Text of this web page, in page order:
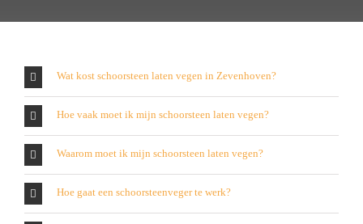
Wat kost schoorsteen laten vegen in Zevenhoven?
Hoe vaak moet ik mijn schoorsteen laten vegen?
Waarom moet ik mijn schoorsteen laten vegen?
Hoe gaat een schoorsteenveger te werk?